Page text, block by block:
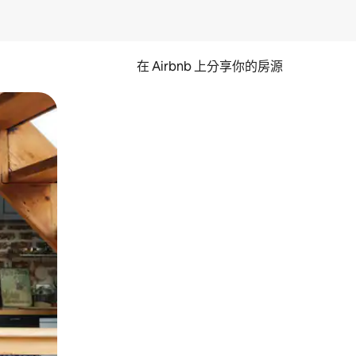
在 Airbnb 上分享你的房源